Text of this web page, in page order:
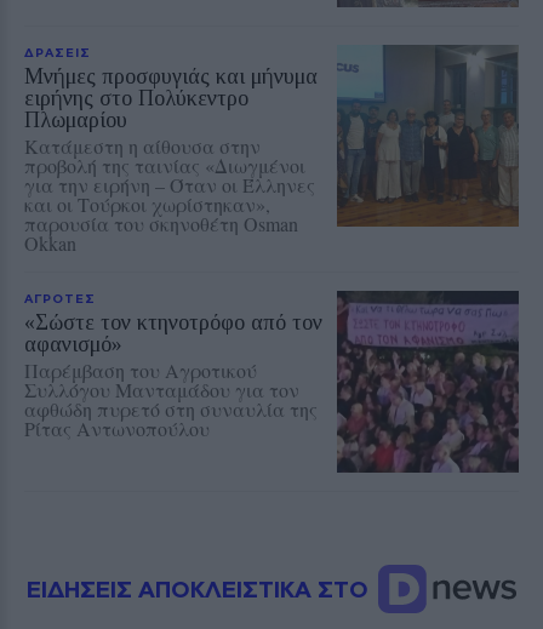
ΔΡΑΣΕΙΣ
Μνήμες προσφυγιάς και μήνυμα
ειρήνης στο Πολύκεντρο
Πλωμαρίου
Κατάμεστη η αίθουσα στην
προβολή της ταινίας «Διωγμένοι
για την ειρήνη – Όταν οι Έλληνες
και οι Τούρκοι χωρίστηκαν»,
παρουσία του σκηνοθέτη Osman
Okkan
ΑΓΡΟΤΕΣ
«Σώστε τον κτηνοτρόφο από τον
αφανισμό»
Παρέμβαση του Αγροτικού
Συλλόγου Μανταμάδου για τον
αφθώδη πυρετό στη συναυλία της
Ρίτας Αντωνοπούλου
ΕΙΔΗΣΕΙΣ ΑΠΟΚΛΕΙΣΤΙΚΑ ΣΤΟ